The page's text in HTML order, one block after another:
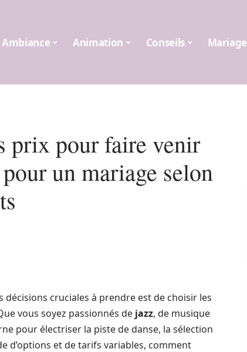
Ambiance Animation Conseils Mariage
prix pour faire venir
un mariage selon
décisions cruciales à prendre est de choisir les
vous soyez passionnés de jazz, de musique
pour électriser la piste de danse, la sélection
d’options et de tarifs variables, comment